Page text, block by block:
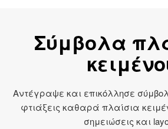
Σύμβολα
Αντέγραψε και επικόλλησε
φτιάξεις καθαρά πλαίσια
σημειώσεις και